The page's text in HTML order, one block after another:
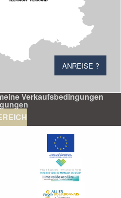
ANREISE ?
Verkaufsbedingungen